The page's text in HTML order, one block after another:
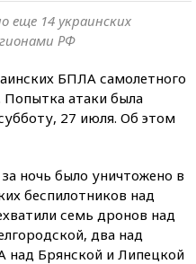
еще 14 украинских
РФ
БПЛА самолетного
Попытка атаки была
27 июля. Об этом
ночь было уничтожено в
беспилотников над
семь дронов над
два над
над Брянской и Липецкой